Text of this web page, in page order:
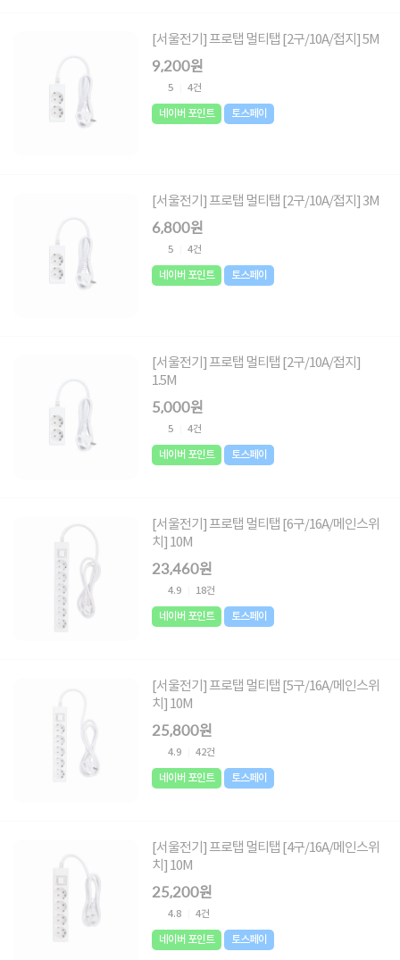
[서울전기] 프로탭 멀티탭 [2구/10A/접지] 5M
9,200원
5 4건
네이버 포인트 토스페이
[서울전기] 프로탭 멀티탭 [2구/10A/접지] 3M
6,800원
5 4건
네이버 포인트 토스페이
[서울전기] 프로탭 멀티탭 [2구/10A/접지]
1.5M
5,000원
5 4건
네이버 포인트 토스페이
[서울전기] 프로탭 멀티탭 [6구/16A/메인스위
치] 10M
23,460원
4.9 18건
네이버 포인트 토스페이
[서울전기] 프로탭 멀티탭 [5구/16A/메인스위
치] 10M
25,800원
4.9 42건
네이버 포인트 토스페이
[서울전기] 프로탭 멀티탭 [4구/16A/메인스위
치] 10M
25,200원
4.8 4건
네이버 포인트 토스페이